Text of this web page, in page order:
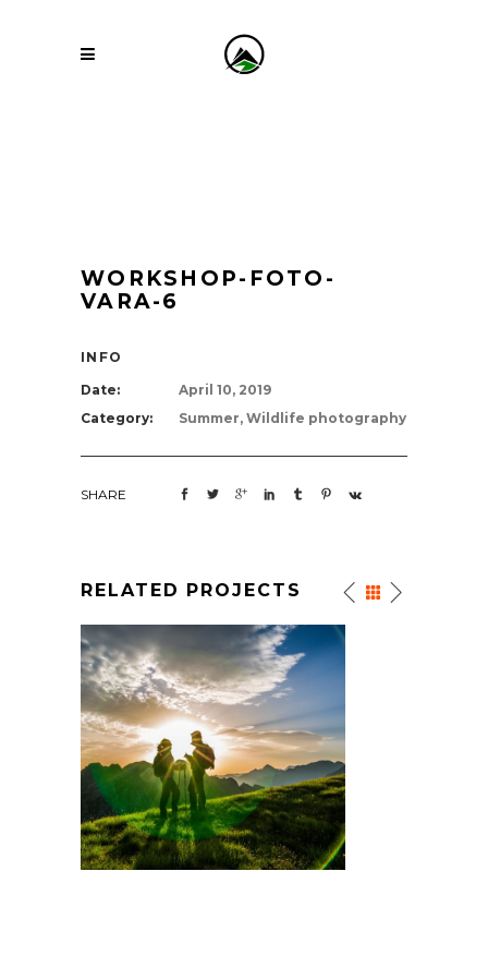
WORKSHOP-FOTO-
VARA-6
INFO
Date:
April 10, 2019
Category:
Summer, Wildlife photography
SHARE
RELATED PROJECTS
WORKSHOP-FOTO-VARA-4